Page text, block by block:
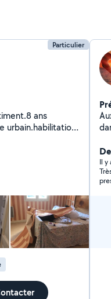
Particulier
ans
urbain.habilitation
Il y